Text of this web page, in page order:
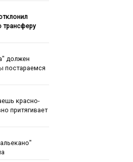
трансферу
должен
постараемся
красно-
притягивает